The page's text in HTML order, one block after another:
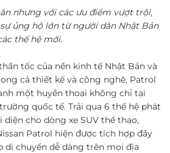
nhưng với các ưu điểm vượt trội,
ủng hộ lớn từ người dân Nhật Bản
thế hệ mới.
tốc của nền kinh tế Nhật Bản và
cả thiết kế và công nghệ, Patrol
một huyền thoại không chỉ tại
quốc tế. Trải qua 6 thế hệ phát
diện cho dòng xe SUV thể thao,
Patrol hiện được tích hợp đầy
di chuyển dễ dàng trên mọi địa